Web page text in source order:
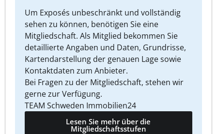
Um Exposés unbeschränkt und vollständig
sehen zu können, benötigen Sie eine
Mitgliedschaft. Als Mitglied bekommen Sie
detaillierte Angaben und Daten, Grundrisse,
Kartendarstellung der genauen Lage sowie
Kontaktdaten zum Anbieter.
Bei Fragen zu der Mitgliedschaft, stehen wir
gerne zur Verfügung.
TEAM Schweden Immobilien24
Lesen Sie mehr über die
Mitgliedschaftsstufen